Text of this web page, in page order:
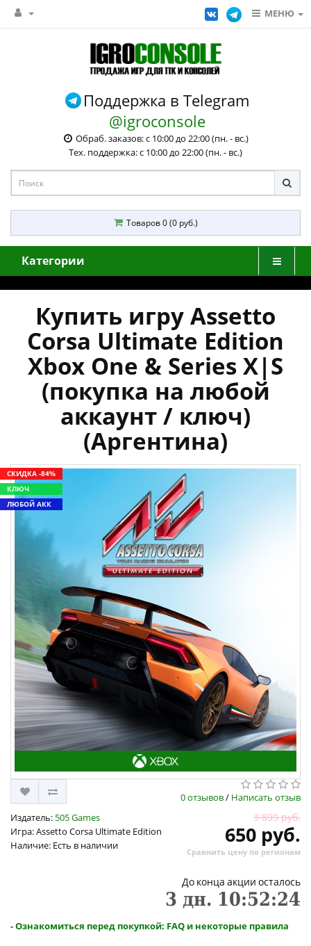
МЕНЮ
Поддержка в Telegram
@igroconsole
Обраб. заказов: с 10:00 до 22:00 (пн. - вс.)
Тех. поддержка: с 10:00 до 22:00 (пн. - вс.)
Товаров 0 (0 руб.)
Категории
Купить игру Assetto
Corsa Ultimate Edition
Xbox One & Series X|S
(покупка на любой
аккаунт / ключ)
(Аргентина)
СКИДКА -84%
КЛЮЧ
ЛЮБОЙ АКК
0 отзывов/ Написать отзыв
Издатель: 505 Games
Игра: Assetto Corsa Ultimate Edition
Наличие: Есть в наличии
3 899 руб.
650 руб.
Сравнить цену по регионам
До конца акции осталось
3 дн. 10:52:24
- Ознакомиться перед покупкой: FAQ и некоторые правила